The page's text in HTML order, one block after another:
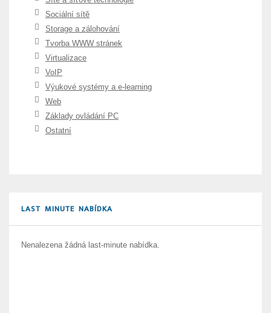
Sociální sítě
Storage a zálohování
Tvorba WWW stránek
Virtualizace
VoIP
Výukové systémy a e-learning
Web
Základy ovládání PC
Ostatní
LAST MINUTE NABÍDKA
Nenalezena žádná last-minute nabídka.